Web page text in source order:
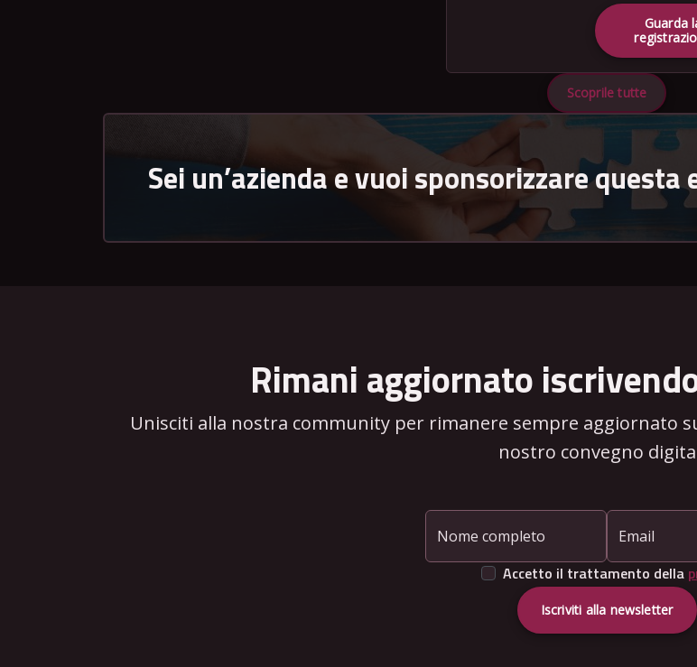
Guarda
Scoprile tutte
Sei un’azienda e vuoi sponsorizzare questa
Rimani aggiornato
Unisciti alla nostra community per rimanere sempre aggiornato
nostro convegno
Nome completo Email
Accetto il trattamento della
Iscriviti alla newsletter